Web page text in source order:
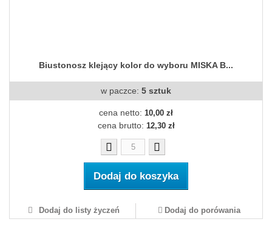
Biustonosz klejący kolor do wyboru MISKA B...
w paczce: 5 sztuk
cena netto: 10,00 zł
cena brutto: 12,30 zł
Dodaj do koszyka
Dodaj do listy życzeń Dodaj do porówania